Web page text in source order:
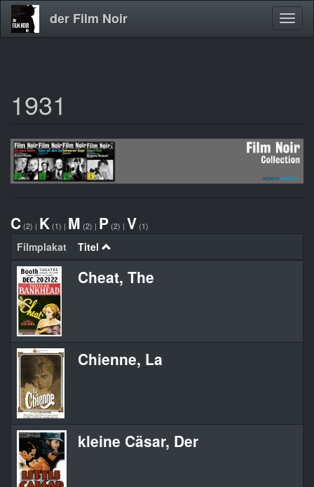
Direkt
zum
der Film Noir
1931
C (2) | K (1) | M (2) | P (2) | V (1)
Filmplakat Titel
Cheat, The
Chienne, La
kleine Cäsar, Der